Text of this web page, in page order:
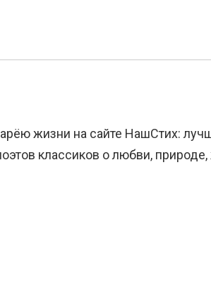
жизни на сайте НашСтих:
классиков о любви,